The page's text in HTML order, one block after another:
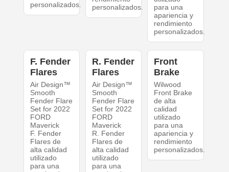
personalizados.
personalizados.
para una
apariencia y
rendimiento
personalizados.
F. Fender
Flares
Air Design™
Smooth
Fender Flare
Set for 2022
FORD
Maverick
F. Fender
Flares de
alta calidad
utilizado
para una
R. Fender
Flares
Air Design™
Smooth
Fender Flare
Set for 2022
FORD
Maverick
R. Fender
Flares de
alta calidad
utilizado
para una
Front
Brake
Wilwood
Front Brake
de alta
calidad
utilizado
para una
apariencia y
rendimiento
personalizados.